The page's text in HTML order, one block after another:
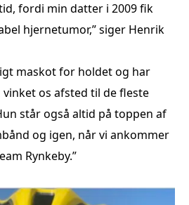
fordi min datter i 2009 fik
hjernetumor,” siger Henrik
maskot for holdet og har
os afsted til de fleste
står også altid på toppen af
og igen, når vi ankommer
Rynkeby.”